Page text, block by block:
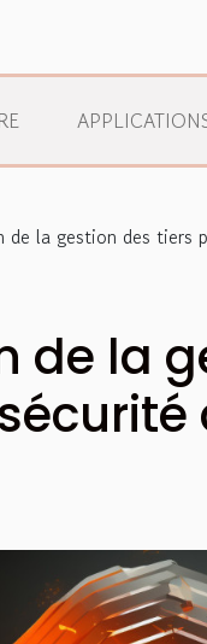
la gestion des tiers
de la